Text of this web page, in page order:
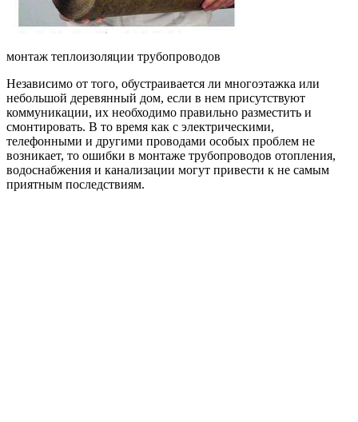
монтаж теплоизоляции трубопроводов
Независимо от того, обустраивается ли многоэтажка или
небольшой деревянный дом, если в нем присутствуют
коммуникации, их необходимо правильно разместить и
смонтировать. В то время как с электрическими,
телефонными и другими проводами особых проблем не
возникает, то ошибки в монтаже трубопроводов отопления,
водоснабжения и канализации могут привести к не самым
приятным последствиям.